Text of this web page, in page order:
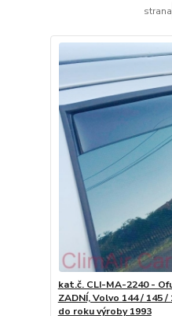
strana
kat.č. CLI-MA-2240 -
ZADNÍ, Volvo 144 / 145
do roku výroby 1993